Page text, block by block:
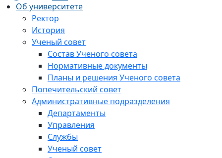
Об университете
Ректор
История
Ученый совет
Состав Ученого совета
Нормативные документы
Планы и решения Ученого совета
Попечительский совет
Административные подразделения
Департаменты
Управления
Службы
Ученый совет